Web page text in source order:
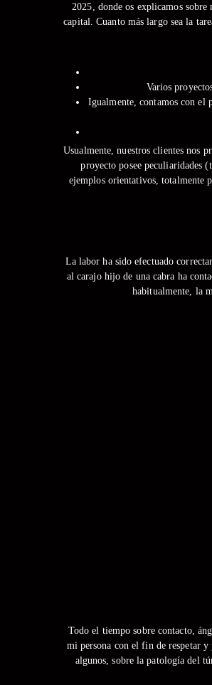
2025, donde os explicamos
capital. Cuanto más largo sea la
Varios
Igualmente, contamos con el
Usualmente, nuestros clientes nos
proyecto posee peculiaridades
ejemplos orientativos, totalmente
La labor ha sido efectuado
al carajo hijo de una cabra ha
habitualmente, la
Todo el tiempo sobre contacto,
mi persona con el fin de respetar
algunos, sobre la patologí­a del